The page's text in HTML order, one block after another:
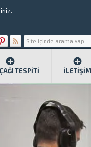
TESPITI İLETIŞIM